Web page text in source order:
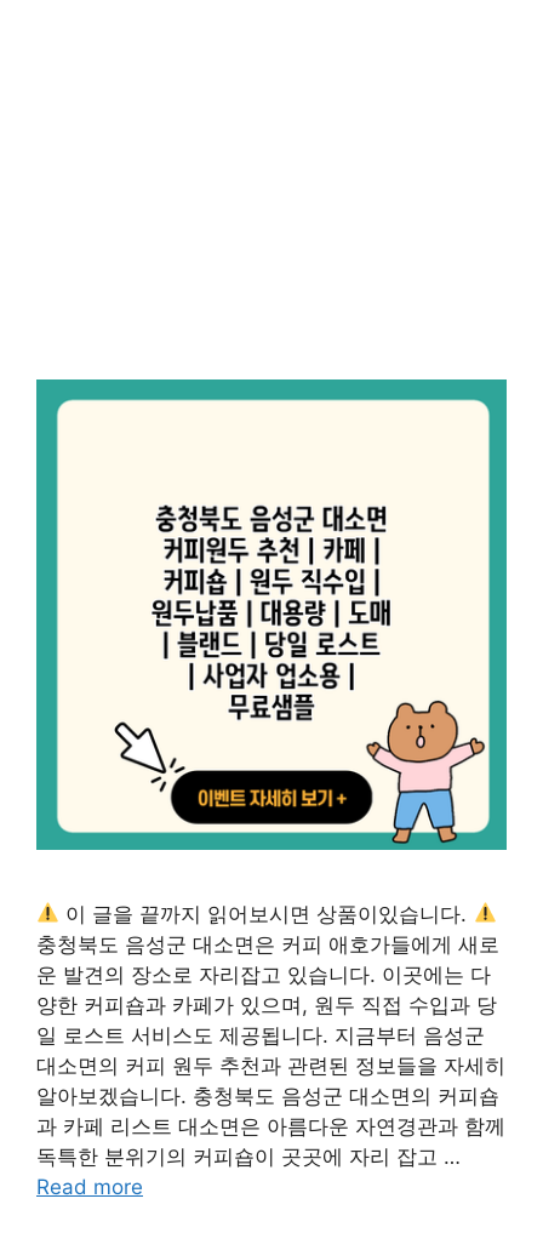
이 글을 끝까지 읽어보시면 상품이있습니다.
충청북도 음성군 대소면은 커피 애호가들에게 새로
운 발견의 장소로 자리잡고 있습니다. 이곳에는 다
양한 커피숍과 카페가 있으며, 원두 직접 수입과 당
일 로스트 서비스도 제공됩니다. 지금부터 음성군
대소면의 커피 원두 추천과 관련된 정보들을 자세히
알아보겠습니다. 충청북도 음성군 대소면의 커피숍
과 카페 리스트 대소면은 아름다운 자연경관과 함께
독특한 분위기의 커피숍이 곳곳에 자리 잡고 …
Read more